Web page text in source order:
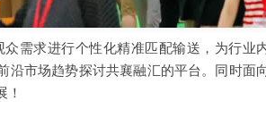
众需求进行个性化精准匹配输送，为行
沿市场趋势探讨共襄融汇的平台。同时面
！